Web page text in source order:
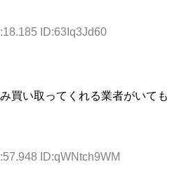
ID:63Iq3Jd60
買い取ってくれる業者がいても
ID:qWNtch9WM